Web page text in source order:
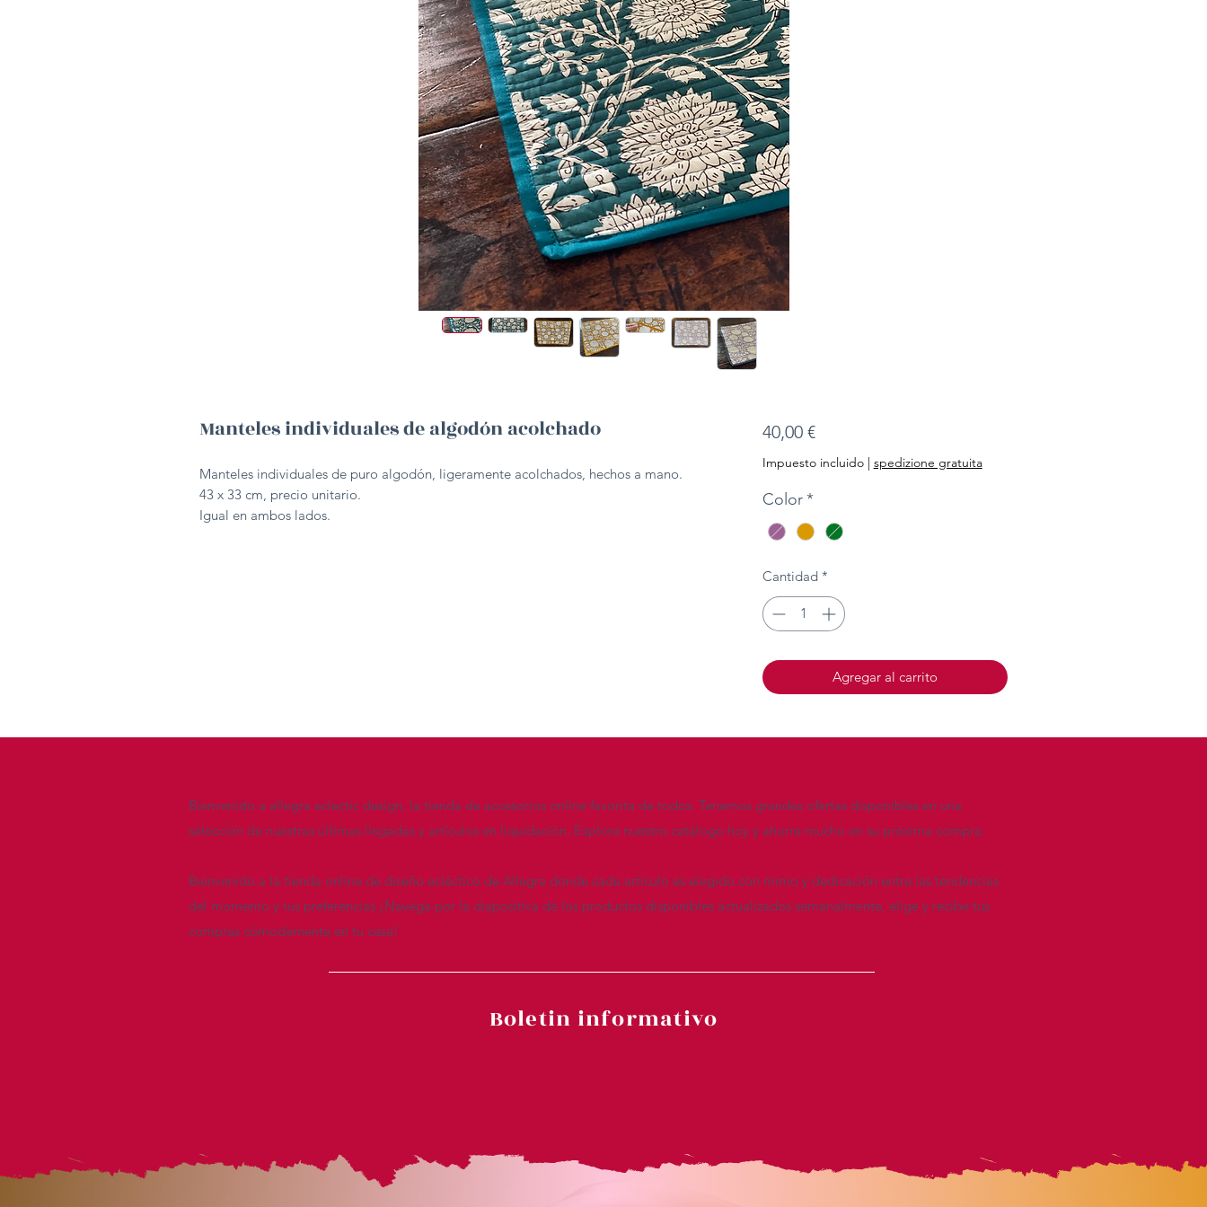
Manteles individuales de algodón acolchado
Manteles individuales de puro algodón, ligeramente acolchados, hechos a mano.
43 x 33 cm, precio unitario.
Igual en ambos lados.
40,00 €Precio
Impuesto incluido| spedizione gratuita
Color*
Cantidad *
Agregar al carrito
Bienvenido a allegra eclectic design, la tienda de accesorios online favorita de todos. Tenemos grandes ofertas disponibles en una
selección de nuestras últimas llegadas y artículos en liquidación. Explore nuestro catálogo hoy y ahorre mucho en su próxima compra.
Bienvenido a la tienda online de diseño ecléctico de Allegra donde cada artículo es elegido con mimo y dedicación entre las tendencias
del momento y tus preferencias ¡Navega por la diapositiva de los productos disponibles actualizados semanalmente, elige y recibe tus
compras cómodamente en tu casa!
Boletin informativo